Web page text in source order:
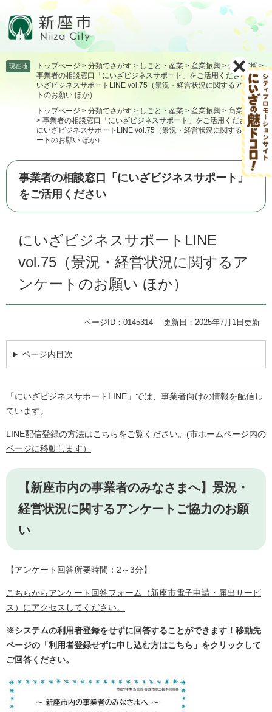
頭飛 現在地 トップページ > 分類でさがす > しごと・産業 > 産業振興 > 企業支援>
事業者の相談窓口「にいざビジネスサポート」をご活用ください >に
いざビジネスサポートLINE vol.75（景況・経営状況に関するアンケー
トのお願い ほか）
トップページ > 分類でさがす > しごと・産業 > 産業振興 > 商業・工業
> 事業者の相談窓口「にいざビジネスサポート」をご活用ください >
にいざビジネスサポートLINE vol.75（景況・経営状況に関するアンケ
ートのお願い ほか）
事業者の相談窓口「にいざビジネスサポート」
をご活用ください
にいざビジネスサポートLINE
vol.75（景況・経営状況に関するア
ンケートのお願い ほか）
ページID：0145314 更新日：2025年7月1日更新
ページ内目次
「にいざビジネスサポートLINE」では、事業者向けの情報を配信し
ています。
LINE配信登録の方法はこちらをご覧ください。(市ホームページ内の
ページに移動します）
【新座市内の事業者のみなさまへ】景況・
経営状況に関するアンケートご協力のお願
い
【アンケート回答所要時間：2～3分】
こちらからアンケート回答フォーム（新座市電子申請・届出サービ
ス）にアクセスしてください。
※システムの利用者登録をせずに回答することができます！移動先
ページの「利用者登録せずに申し込む方はこちら」をクリックして
ご回答ください。